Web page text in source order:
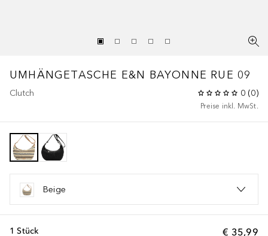
UMHÄNGETASCHE E&N BAYONNE RUE 09
Clutch 0 (0)
Preise inkl. MwSt.
Beige
€ 35,99
1 Stück